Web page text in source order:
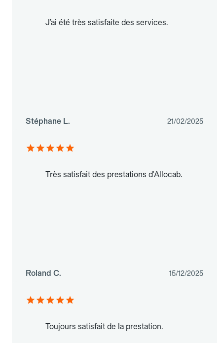
J’ai été très satisfaite des services.
Stéphane L. 21/02/2025
Très satisfait des prestations d'Allocab.
Roland C. 15/12/2025
Toujours satisfait de la prestation.